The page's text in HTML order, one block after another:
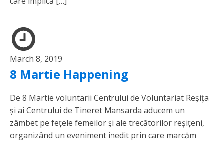
March 8, 2019
8 Martie Happening
De 8 Martie voluntarii Centrului de Voluntariat Reșița
și ai Centrului de Tineret Mansarda aducem un
zâmbet pe fețele femeilor și ale trecătorilor reșițeni,
organizând un eveniment inedit prin care marcăm